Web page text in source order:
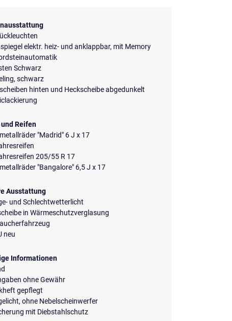
elektr. heiz- und anklappbar, mit Memory
Schwarz
schwarz
hinten und Heckscheibe abgedunkelt
Reifen
"Madrid" 6 J x 17
205/55 R 17
"Bangalore" 6,5 J x 17
Ausstattung
und Schlechtwetterlicht
in Wärmeschutzverglasung
neu
Informationen
ohne Gewähr
gepflegt
ohne Nebelscheinwerfer
mit Diebstahlschutz